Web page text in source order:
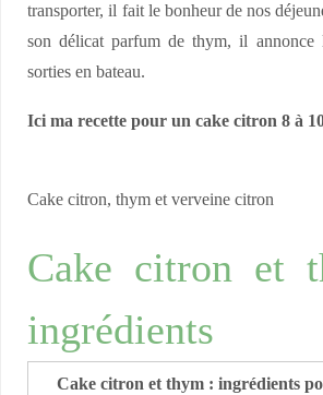
transporter, il fait le bonheur de nos
son délicat parfum de thym, il annonce
sorties en bateau.
Ici ma recette pour un cake citron 8 à
Cake citron, thym et verveine citron
Cake citron et
ingrédients
Cake citron et thym : ingrédients